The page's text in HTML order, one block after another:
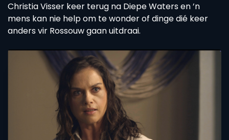
Christia Visser keer terug na Diepe Waters en ’n
mens kan nie help om te wonder of dinge dié keer
anders vir Rossouw gaan uitdraai.